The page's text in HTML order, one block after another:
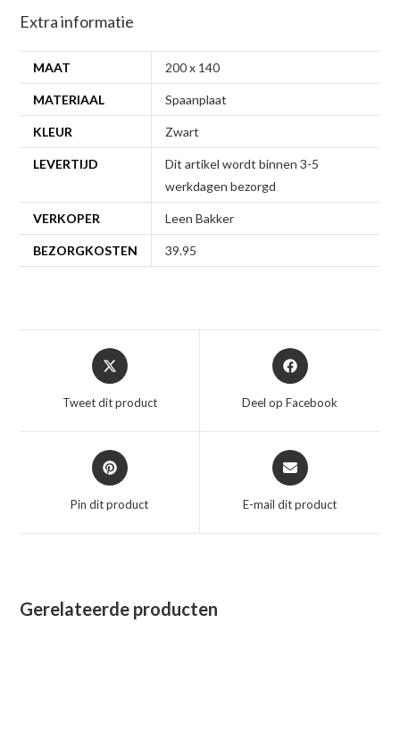
Extra informatie
MAAT 200 x 140
MATERIAAL Spaanplaat
KLEUR Zwart
LEVERTIJD
Dit artikel wordt binnen 3-5
werkdagen bezorgd
VERKOPER Leen Bakker
BEZORGKOSTEN 39.95
Opent
in
nieuw
Tweet dit product
Opent
in
nieuw
Deel op Facebook
Opent
in
nieuw
Pin dit product
Opent
in
nieuw
E-mail dit product
Gerelateerde producten